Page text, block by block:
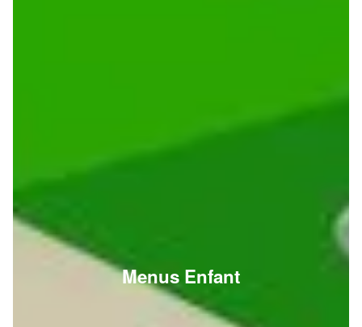
Menus Enfant